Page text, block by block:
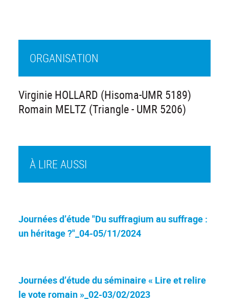
À LIRE AUSSI
Journées d’étude "Du suffragium au suffrage :
un héritage ?"_04-05/11/2024
Journées d’étude du séminaire « Lire et relire
le vote romain »_02-03/02/2023
ORGANISATION
Virginie HOLLARD (Hisoma-UMR 5189)
Romain MELTZ (Triangle - UMR 5206)